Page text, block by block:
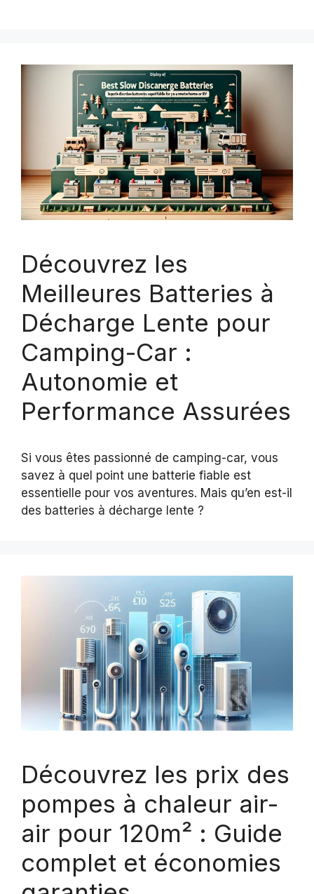
Découvrez les
Meilleures Batteries à
Décharge Lente pour
Camping-Car :
Autonomie et
Performance Assurées
Si vous êtes passionné de camping-car, vous
savez à quel point une batterie fiable est
essentielle pour vos aventures. Mais qu’en est-il
des batteries à décharge lente ?
Découvrez les prix des
pompes à chaleur air-
air pour 120m² : Guide
complet et économies